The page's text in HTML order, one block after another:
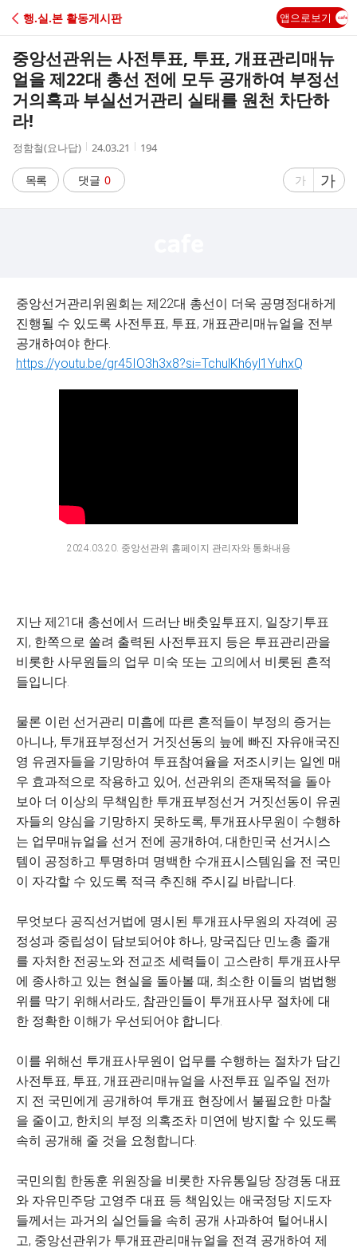
C
A
행.실.본 활동게시판 앱으로보기
중앙선관위는 사전투표, 투표, 개표관리매뉴
얼을 제22대 총선 전에 모두 공개하여 부정선
거의혹과 부실선거관리 실태를 원천 차단하
라!
작
자
정함철(요나답)
작
시
간
24.03.21
조
194
목록 댓글 0
글
게
가
글
자
게
가
중앙선거관리위원회는 제22대 총선이 더욱 공명정대하게
진행될 수 있도록 사전투표, 투표, 개표관리매뉴얼을 전부
공개하여야 한다.
https://youtu.be/gr45IO3h3x8?si=TchulKh6yl1YuhxQ
2024.03.20. 중앙선관위 홈페이지 관리자와 통화내용
지난 제21대 총선에서 드러난 배춧잎투표지, 일장기투표
지, 한쪽으로 쏠려 출력된 사전투표지 등은 투표관리관을
비롯한 사무원들의 업무 미숙 또는 고의에서 비롯된 흔적
들입니다.
물론 이런 선거관리 미흡에 따른 흔적들이 부정의 증거는
아니나, 투개표부정선거 거짓선동의 늪에 빠진 자유애국진
영 유권자들을 기망하여 투표참여율을 저조시키는 일엔 매
우 효과적으로 작용하고 있어, 선관위의 존재목적을 돌아
보아 더 이상의 무책임한 투개표부정선거 거짓선동이 유권
자들의 양심을 기망하지 못하도록, 투개표사무원이 수행하
는 업무매뉴얼을 선거 전에 공개하여, 대한민국 선거시스
템이 공정하고 투명하며 명백한 수개표시스템임을 전 국민
이 자각할 수 있도록 적극 추진해 주시길 바랍니다.
무엇보다 공직선거법에 명시된 투개표사무원의 자격에 공
정성과 중립성이 담보되어야 하나, 망국집단 민노총 졸개
를 자처한 전공노와 전교조 세력들이 고스란히 투개표사무
에 종사하고 있는 현실을 돌아볼 때, 최소한 이들의 범법행
위를 막기 위해서라도, 참관인들이 투개표사무 절차에 대
한 정확한 이해가 우선되어야 합니다.
이를 위해선 투개표사무원이 업무를 수행하는 절차가 담긴
사전투표, 투표, 개표관리매뉴얼을 사전투표 일주일 전까
지 전 국민에게 공개하여 투개표 현장에서 불필요한 마찰
을 줄이고, 한치의 부정 의혹조차 미연에 방지할 수 있도록
속히 공개해 줄 것을 요청합니다.
국민의힘 한동훈 위원장을 비롯한 자유통일당 장경동 대표
와 자유민주당 고영주 대표 등 책임있는 애국정당 지도자
들께서는 과거의 실언들을 속히 공개 사과하여 털어내시
고, 중앙선관위가 투개표관리매뉴얼을 전격 공개하여 제